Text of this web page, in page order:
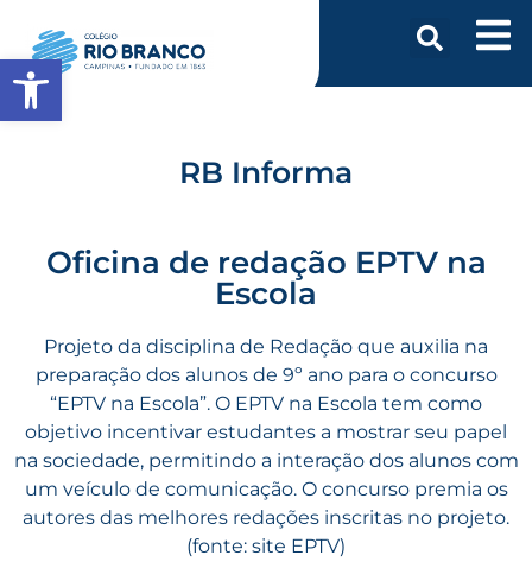
RB Informa
Oficina de redação EPTV na
Escola
Projeto da disciplina de Redação que auxilia na
preparação dos alunos de 9º ano para o concurso
“EPTV na Escola”. O EPTV na Escola tem como
objetivo incentivar estudantes a mostrar seu papel
na sociedade, permitindo a interação dos alunos com
um veículo de comunicação. O concurso premia os
autores das melhores redações inscritas no projeto.
(fonte: site EPTV)
Abrir a barra de ferramentas